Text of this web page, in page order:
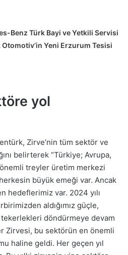
Benz Türk Bayi ve Yetkili Servisi
Otomotiv’in Yeni Erzurum Tesisi
yol
Zirve’nin tüm sektör ve
belirterek “Türkiye; Avrupa,
treyler üretim merkezi
büyük emeği var. Ancak
hedeflerimiz var. 2024 yılı
aldığımız güçle,
tekerlekleri döndürmeye devam
Zirvesi, bu sektörün en önemli
haline geldi. Her geçen yıl